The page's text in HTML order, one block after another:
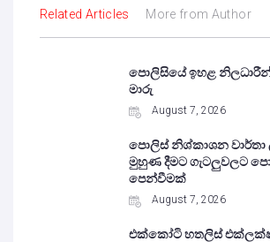
Related Articles More from Author
පොලිසියේ ඉහළ නිලධාරීන්
මාරු
August 7, 2026
පොලිස් නිශ්කාශන වාර්තා
මුහුණ දීමට ගැටලුවලට
පෙන්වීමක්
August 7, 2026
එක්කෝටි හතලිස්